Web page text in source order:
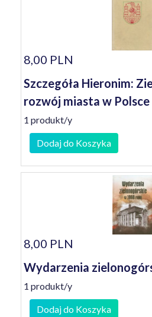
8,00 PLN
Szczegóła Hieronim:
rozwój miasta w
1 produkt/y
Dodaj do Koszyka
8,00 PLN
Wydarzenia
1 produkt/y
Dodaj do Koszyka